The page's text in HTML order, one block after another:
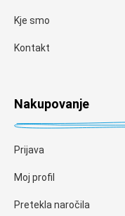
Kje smo
Kontakt
Nakupovanje
Prijava
Moj profil
Pretekla naročila